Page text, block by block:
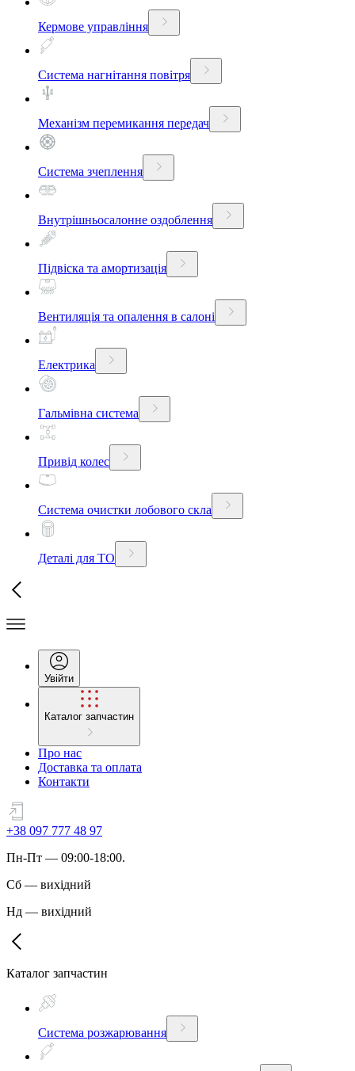
Кермове управління
Система нагнітання повітря
Механізм перемикання передач
Система зчеплення
Внутрішньосалонне оздоблення
Підвіска та амортизація
Вентиляція та опалення в салоні
Електрика
Гальмівна система
Привід колес
Система очистки лобового скла
Деталі для ТО
Увійти
Каталог запчастин
Про нас
Доставка та оплата
Контакти
+38 097 777 48 97
Пн-Пт — 09:00-18:00.
Сб — вихідний
Нд — вихідний
Каталог запчастин
Система розжарювання